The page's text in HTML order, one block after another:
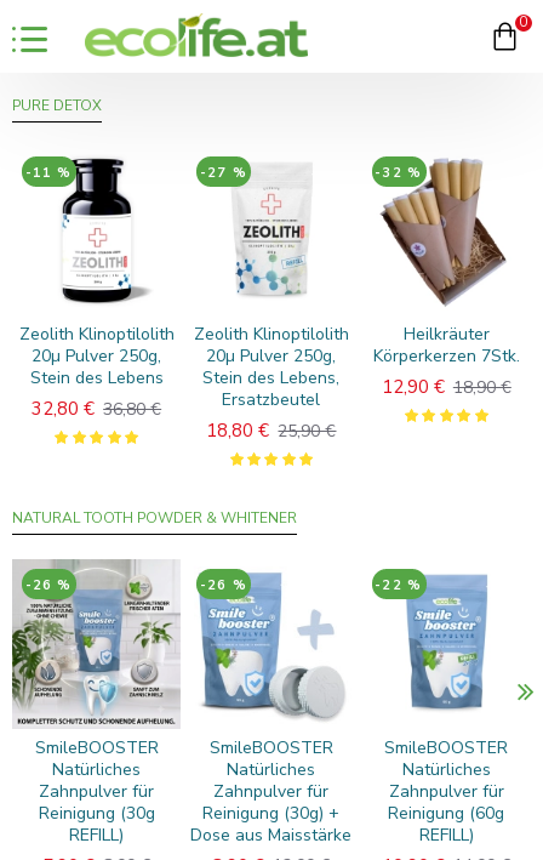
0
PURE DETOX
-11 %
Zeolith Klinoptilolith
20µ Pulver 250g,
Stein des Lebens
32,80 € 36,80 €
-27 %
Zeolith Klinoptilolith
20µ Pulver 250g,
Stein des Lebens,
Ersatzbeutel
18,80 € 25,90 €
-32 %
Heilkräuter
Körperkerzen 7Stk.
12,90 € 18,90 €
NATURAL TOOTH POWDER & WHITENER
-26 %
SmileBOOSTER
Natürliches
Zahnpulver für
Reinigung (30g
REFILL)
-26 %
SmileBOOSTER
Natürliches
Zahnpulver für
Reinigung (30g) +
Dose aus Maisstärke
-22 %
SmileBOOSTER
Natürliches
Zahnpulver für
Reinigung (60g
REFILL)